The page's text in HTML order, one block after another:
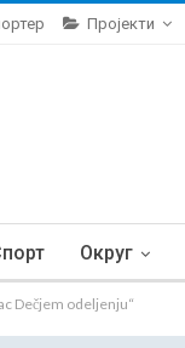
Пројекти
Округ
Dečjem odeljenju“